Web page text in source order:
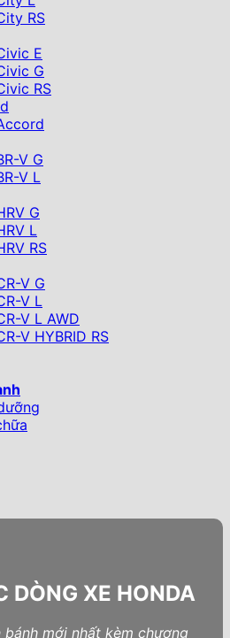
RS
E
G
RS
V G
V L
G
L
RS
V G
V L
V L AWD
V HYBRID RS
DÒNG XE HONDA
mới nhất kèm chương